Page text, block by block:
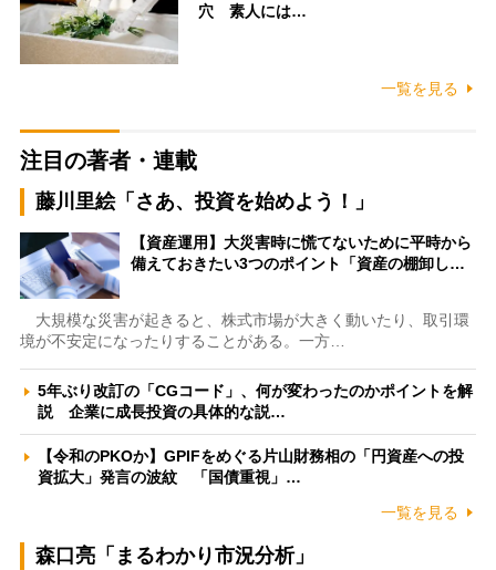
穴 素人には…
一覧を見る
注目の著者・連載
藤川里絵「さあ、投資を始めよう！」
【資産運用】大災害時に慌てないために平時から
備えておきたい3つのポイント「資産の棚卸し…
大規模な災害が起きると、株式市場が大きく動いたり、取引環
境が不安定になったりすることがある。一方…
5年ぶり改訂の「CGコード」、何が変わったのかポイントを解
説 企業に成長投資の具体的な説…
【令和のPKOか】GPIFをめぐる片山財務相の「円資産への投
資拡大」発言の波紋 「国債重視」…
一覧を見る
森口亮「まるわかり市況分析」